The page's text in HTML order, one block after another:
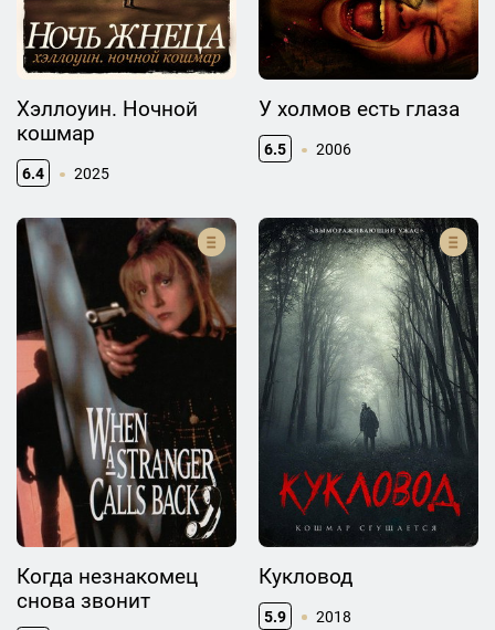
Хэллоуин. Ночной
кошмар
6.4 2025
У холмов есть глаза
6.5 2006
Когда незнакомец
снова звонит
Кукловод
5.9 2018